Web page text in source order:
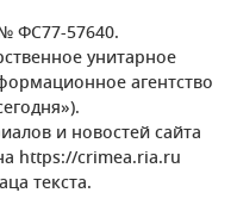
ФС77-57640.
унитарное
агентство
и новостей сайта
https://crimea.ria.ru
текста.